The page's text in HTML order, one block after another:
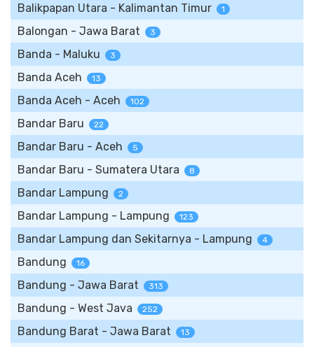
Balikpapan Utara - Kalimantan Timur 1
Balongan - Jawa Barat 3
Banda - Maluku 3
Banda Aceh 13
Banda Aceh - Aceh 102
Bandar Baru 22
Bandar Baru - Aceh 5
Bandar Baru - Sumatera Utara 8
Bandar Lampung 2
Bandar Lampung - Lampung 123
Bandar Lampung dan Sekitarnya - Lampung 4
Bandung 16
Bandung - Jawa Barat 313
Bandung - West Java 252
Bandung Barat - Jawa Barat 13